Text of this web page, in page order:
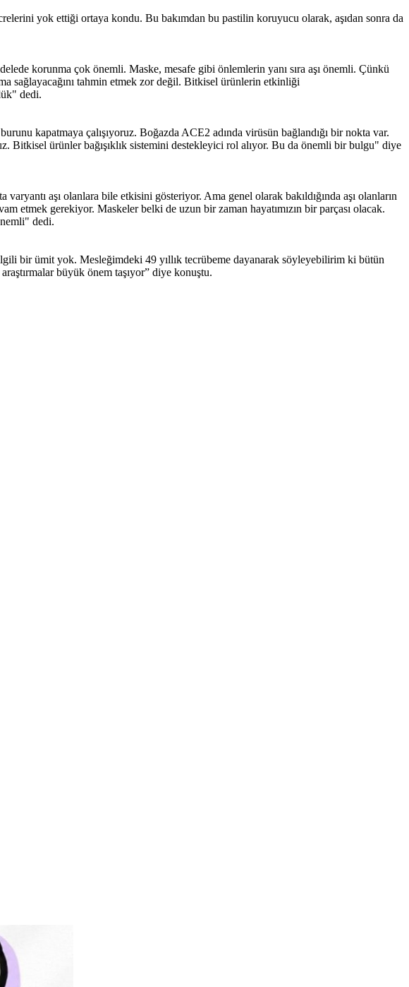
yok ettiği ortaya kondu. Bu bakımdan bu pastilin koruyucu olarak, aşıdan sonra da
korunma çok önemli. Maske, mesafe gibi önlemlerin yanı sıra aşı önemli. Çünkü
sağlayacağını tahmin etmek zor değil. Bitkisel ürünlerin etkinliği
dedi.
kapatmaya çalışıyoruz. Boğazda ACE2 adında virüsün bağlandığı bir nokta var.
Bitkisel ürünler bağışıklık sistemini destekleyici rol alıyor. Bu da önemli bir bulgu" diye
aşı olanlara bile etkisini gösteriyor. Ama genel olarak bakıldığında aşı olanların
etmek gerekiyor. Maskeler belki de uzun bir zaman hayatımızın bir parçası olacak.
dedi.
bir ümit yok. Mesleğimdeki 49 yıllık tecrübeme dayanarak söyleyebilirim ki bütün
büyük önem taşıyor” diye konuştu.